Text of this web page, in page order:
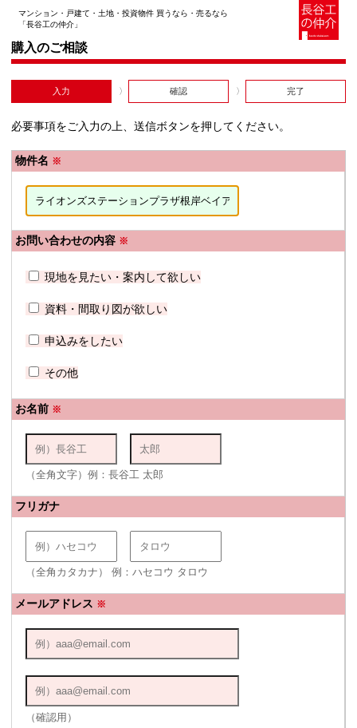
マンション・戸建て・土地・投資物件 買うなら・売るなら
「長谷工の仲介」
購入のご相談
入力 確認 完了
必要事項をご入力の上、送信ボタンを押してください。
物件名 ※
お問い合わせの内容 ※
現地を見たい・案内して欲しい
資料・間取り図が欲しい
申込みをしたい
その他
お名前 ※
（全角文字）例：長谷工 太郎
フリガナ
（全角カタカナ） 例：ハセコウ タロウ
メールアドレス ※
（確認用）